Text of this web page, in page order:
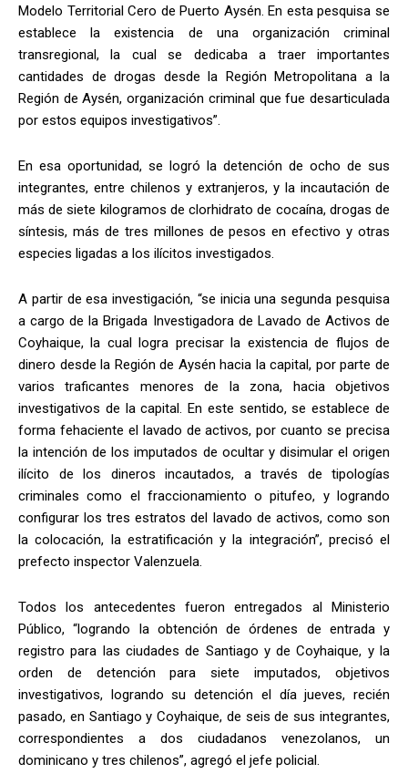
Modelo Territorial Cero de Puerto Aysén. En esta pesquisa se
establece la existencia de una organización criminal
transregional, la cual se dedicaba a traer importantes
cantidades de drogas desde la Región Metropolitana a la
Región de Aysén, organización criminal que fue desarticulada
por estos equipos investigativos”.
En esa oportunidad, se logró la detención de ocho de sus
integrantes, entre chilenos y extranjeros, y la incautación de
más de siete kilogramos de clorhidrato de cocaína, drogas de
síntesis, más de tres millones de pesos en efectivo y otras
especies ligadas a los ilícitos investigados.
A partir de esa investigación, “se inicia una segunda pesquisa
a cargo de la Brigada Investigadora de Lavado de Activos de
Coyhaique, la cual logra precisar la existencia de flujos de
dinero desde la Región de Aysén hacia la capital, por parte de
varios traficantes menores de la zona, hacia objetivos
investigativos de la capital. En este sentido, se establece de
forma fehaciente el lavado de activos, por cuanto se precisa
la intención de los imputados de ocultar y disimular el origen
ilícito de los dineros incautados, a través de tipologías
criminales como el fraccionamiento o pitufeo, y logrando
configurar los tres estratos del lavado de activos, como son
la colocación, la estratificación y la integración”, precisó el
prefecto inspector Valenzuela.
Todos los antecedentes fueron entregados al Ministerio
Público, “logrando la obtención de órdenes de entrada y
registro para las ciudades de Santiago y de Coyhaique, y la
orden de detención para siete imputados, objetivos
investigativos, logrando su detención el día jueves, recién
pasado, en Santiago y Coyhaique, de seis de sus integrantes,
correspondientes a dos ciudadanos venezolanos, un
dominicano y tres chilenos”, agregó el jefe policial.